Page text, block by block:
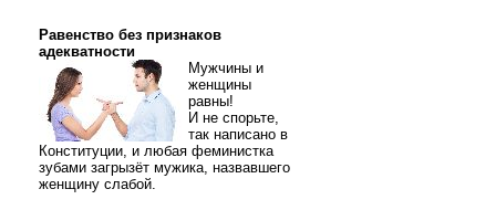
Равенство без признаков
адекватности
Мужчины и
женщины
равны!
И не спорьте,
так написано в
Конституции, и любая феминистка
зубами загрызёт мужика, назвавшего
женщину слабой.